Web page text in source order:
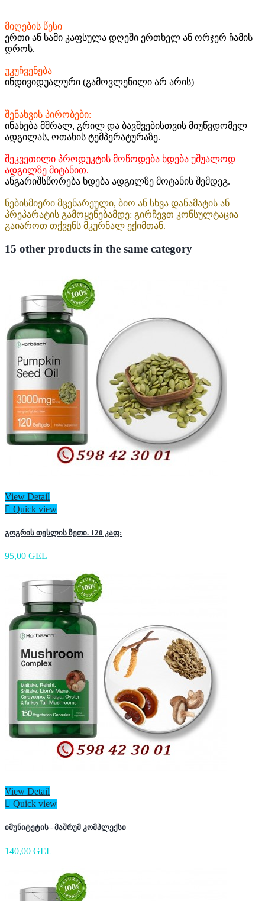
მიღების წესი
ერთი ან სამი კაფსულა დღეში ერთხელ ან ორჯერ ჩამის
დროს.
უკუჩვენება
ინდივიდუალური (გამოვლენილი არ არის)
შენახვის პირობები:
ინახება მშრალ, გრილ და ბავშვებისთვის მიუწვდომელ
ადგილას, ოთახის ტემპერატურაზე.
შეკვეთილი პროდუკტის მოწოდება ხდება უშუალოდ
ადგილზე მიტანით.
ანგარიშსწორება ხდება ადგილზე მოტანის შემდეგ.
ნებისმიერი მცენარეული, ბიო ან სხვა დანამატის ან
პრეპარატის გამოყენებამდე: გირჩევთ კონსულტაცია
გაიაროთ თქვენს მკურნალ ექიმთან.
15 other products in the same category
View Detail
 Quick view
გოგრის თესლის ზეთი. 120 კაფ:
95,00 GEL
View Detail
 Quick view
იმუნიტეტის - მაშრუმ კომპლექსი
140,00 GEL